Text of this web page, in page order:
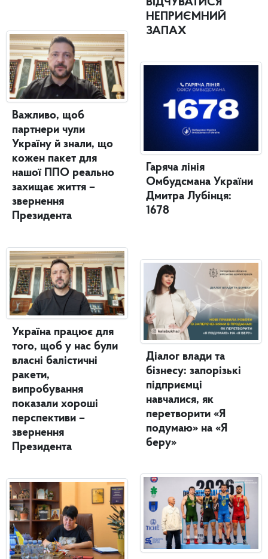
Важливо, щоб
партнери чули
Україну й знали, що
кожен пакет для
нашої ППО реально
захищає життя –
звернення
Президента
Україна працює для
того, щоб у нас були
власні балістичні
ракети,
випробування
показали хороші
перспективи –
звернення
Президента
НЕПРИЄМНИЙ
ЗАПАХ
Гаряча лінія
Омбудсмана України
Дмитра Лубінця:
1678
Діалог влади та
бізнесу: запорізькі
підприємці
навчалися, як
перетворити «Я
подумаю» на «Я
беру»